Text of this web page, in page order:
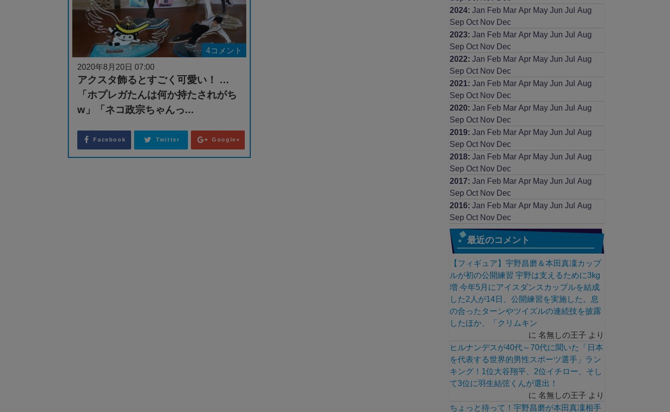
Facebook Twitter Google+
4コメント
アクスタ飾るとすごく可愛い！ …
「ホプレガたんは何か持たされがち
w」「ネコ政宗ちゃんっ...
2020年8月20日 07:00
2024: Jan Feb Mar Apr May Jun Jul
Aug
Sep Oct Nov Dec
2023: Jan Feb Mar Apr May Jun Jul
Aug
Sep Oct Nov Dec
2022: Jan Feb Mar Apr May Jun Jul
Aug
Sep Oct Nov Dec
2021 : Jan Feb Mar Apr May Jun Jul
Aug
Sep Oct Nov Dec
2020: Jan Feb Mar Apr May Jun Jul
Aug
Sep Oct Nov Dec
2019: Jan Feb Mar Apr May Jun Jul
Aug
Sep Oct Nov Dec
2018: Jan Feb Mar Apr May Jun Jul
Aug
Sep Oct Nov Dec
2017: Jan Feb Mar Apr May Jun Jul
Aug
Sep Oct Nov Dec
2016: Jan Feb Mar Apr May Jun Jul
Aug
Sep Oct Nov Dec
最近のコメント
【フィギュア】宇野昌磨＆本田真凜カップ
ルが初の公開練習 宇野は支えるために3kg
増 今年5月にアイスダンスカップルを結成
した2人が14日、公開練習を実施した。息
の合ったターンやツイズルの連続技を披露
したほか、「クリムキン
に 名無しの王子 より
ヒルナンデスが40代～70代に聞いた「日本
を代表する世界的男性スポーツ選手」ラン
キング！1位大谷翔平、2位イチロー、そし
て3位に羽生結弦くんが選出！
に 名無しの王子 より
ちょっと待って！宇野昌磨が本田真凜相手